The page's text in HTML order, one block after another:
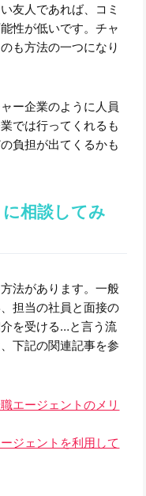
友人であれば、コミ
性が低いです。チャ
も方法の一つになり
ー企業のように人員
では行ってくれるも
負担が出てくるかも
相談してみ
方法があります。一般
担当の社員と面接の
を受ける…と言う流
下記の関連記事を参
エージェントのメリ
ジェントを利用して